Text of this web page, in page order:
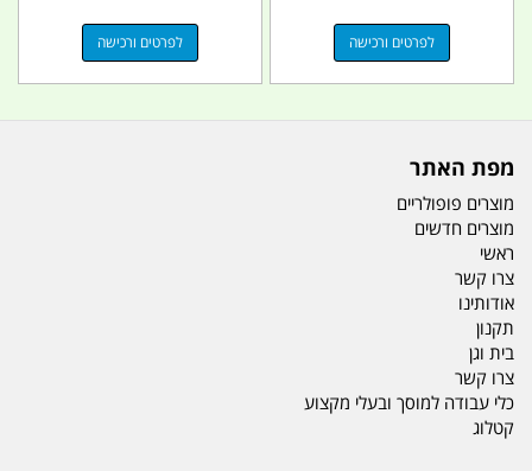
לפרטים ורכישה לפרטים ורכישה
מפת האתר
מוצרים פופולריים
מוצרים חדשים
ראשי
צרו קשר
אודותינו
תקנון
בית וגן
צרו קשר
כלי עבודה למוסך ובעלי מקצוע
קטלוג